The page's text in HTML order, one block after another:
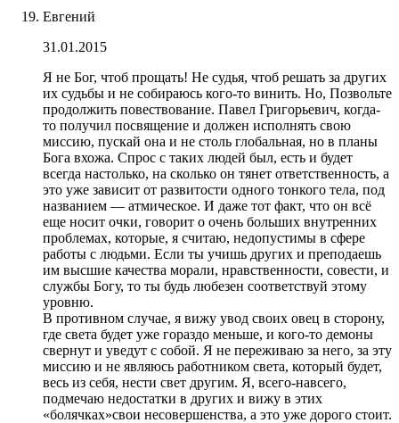
Евгений
31.01.2015
Я не Бог, чтоб прощать! Не судья, чтоб решать за других
их судьбы и не собираюсь кого-то винить. Но, Позвольте
продолжить повествование. Павел Григорьевич, когда-
то получил посвящение и должен исполнять свою
миссию, пускай она и не столь глобальная, но в планы
Бога вхожа. Спрос с таких людей был, есть и будет
всегда настолько, на сколько он тянет ответственность, а
это уже зависит от развитости одного тонкого тела, под
названием — атмическое. И даже тот факт, что он всё
еще носит очки, говорит о очень больших внутренних
проблемах, которые, я считаю, недопустимы в сфере
работы с людьми. Если ты учишь других и преподаешь
им высшие качества морали, нравственности, совести, и
службы Богу, то ты будь любезен соответствуй этому
уровню.
В противном случае, я вижу увод своих овец в сторону,
где света будет уже гораздо меньше, и кого-то демоны
свернут и уведут с собой. Я не переживаю за него, за эту
миссию и не являюсь работником света, который будет,
весь из себя, нести свет другим. Я, всего-навсего,
подмечаю недостатки в других и вижу в этих
«болячках»свои несовершенства, а это уже дорого стоит.